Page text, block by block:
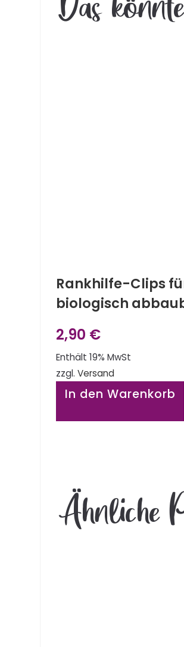
Rankhilfe-Clips
biologisch
2,90 €
Enthält 19% MwSt
zzgl.Versand
In den Warenkorb
Ähnliche